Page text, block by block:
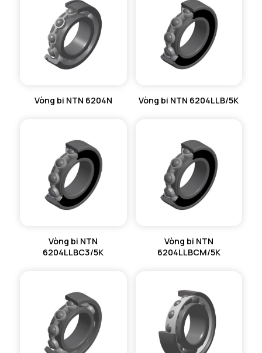
Vòng bi NTN 6204N Vòng bi NTN 6204LLB/5K
Vòng bi NTN
6204LLBC3/5K
Vòng bi NTN
6204LLBCM/5K